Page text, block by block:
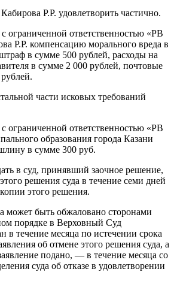
Р.Р. удовлетворить частично.
ограниченной ответственностью «РВ
Р.Р. компенсацию морального вреда в
в сумме 500 рублей, расходы на
в сумме 2 000 рублей, почтовые
части исковых требований
ограниченной ответственностью «РВ
образования города Казани
в сумме 300 руб.
в суд, принявший заочное решение,
решения суда в течение семи дней
этого решения.
может быть обжаловано сторонами
порядке в Верховный Суд
в течение месяца по истечении срока
об отмене этого решения суда, а
подано, — в течение месяца со
суда об отказе в удовлетворении